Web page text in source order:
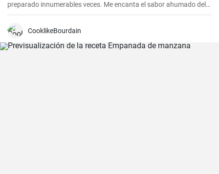
preparado innumerables veces. Me encanta el sabor ahumado del
Kassler combinado con el chucrut ácido y el cremoso puré de
es un delicioso plato reconfortante en los días más fríos.
CooklikeBourdain